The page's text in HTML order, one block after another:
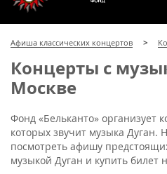
8 (499) 923-22-78
Афиша классических концертов
Концерты с
Москве
Фонд «Бельканто» организует
которых звучит музыка Дуган.
посмотреть афишу
музыкой Дуган и купить билет